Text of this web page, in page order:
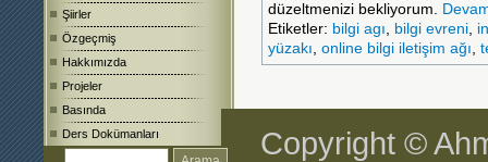
Şiirler
Özgeçmiş
Hakkımızda
Projeler
Basında
Ders Dokümanları
düzeltmenizi bekliyorum.
Etiketler: bilgi agı, bilgi evreni,
yüzakı, online bilgi iletişim ağı,
Copyright ©